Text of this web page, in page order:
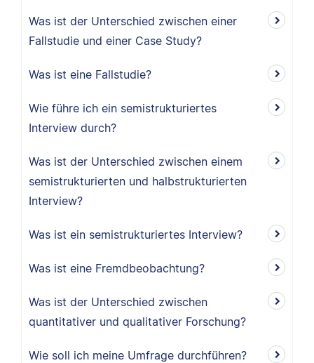
Was ist der Unterschied zwischen einer
Fallstudie und einer Case Study?
Was ist eine Fallstudie?
Wie führe ich ein semistrukturiertes
Interview durch?
Was ist der Unterschied zwischen einem
semistrukturierten und halbstrukturierten
Interview?
Was ist ein semistrukturiertes Interview?
Was ist eine Fremdbeobachtung?
Was ist der Unterschied zwischen
quantitativer und qualitativer Forschung?
Wie soll ich meine Umfrage durchführen?